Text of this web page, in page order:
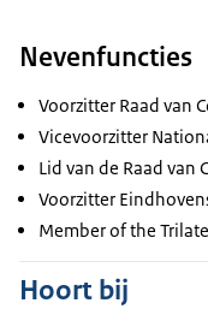
Nevenfuncties
Voorzitter Raad van
Vicevoorzitter
Lid van de Raad van
Voorzitter
Member of the
Hoort bij